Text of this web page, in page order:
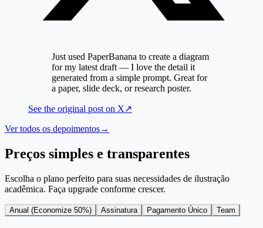
Just used PaperBanana to create a diagram
for my latest draft — I love the detail it
generated from a simple prompt. Great for
a paper, slide deck, or research poster.
See the original post on X↗
Ver todos os depoimentos→
Preços simples e transparentes
Escolha o plano perfeito para suas necessidades de ilustração
acadêmica. Faça upgrade conforme crescer.
Anual (Economize 50%) Assinatura Pagamento Único Team